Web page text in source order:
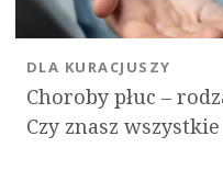
Choroby płuc –
Czy znasz
DLA KURACJUSZY